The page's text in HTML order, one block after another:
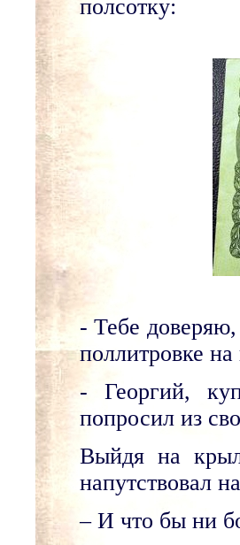
полсотку:
- Тебе
поллитровке
- Георгий,
попросил из
Выйдя на
напутствовал
– И что бы ни